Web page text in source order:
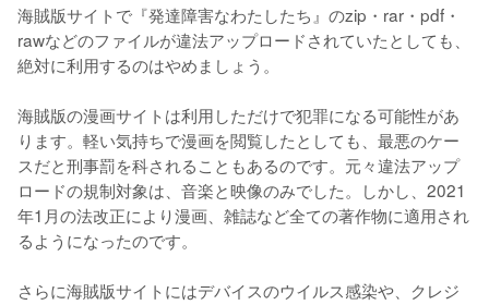
海賊版サイトで『発達障害なわたしたち』のzip・rar・pdf・
rawなどのファイルが違法アップロードされていたとしても、
絶対に利用するのはやめましょう。
海賊版の漫画サイトは利用しただけで犯罪になる可能性があ
ります。軽い気持ちで漫画を閲覧したとしても、最悪のケー
スだと刑事罰を科されることもあるのです。元々違法アップ
ロードの規制対象は、音楽と映像のみでした。しかし、2021
年1月の法改正により漫画、雑誌など全ての著作物に適用され
るようになったのです。
さらに海賊版サイトにはデバイスのウイルス感染や、クレジ